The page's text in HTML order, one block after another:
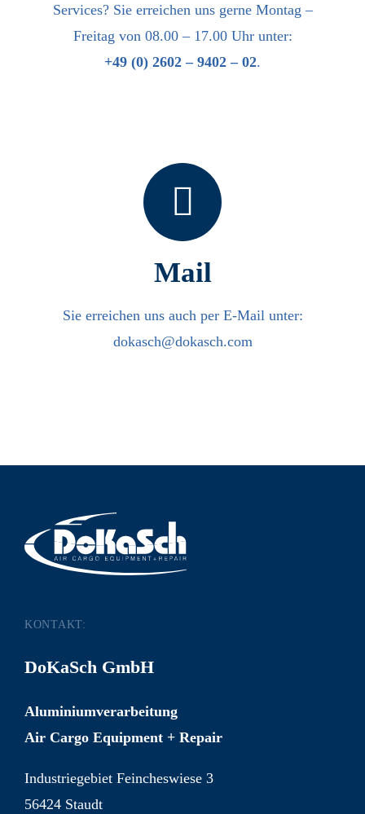
Services? Sie erreichen uns gerne Montag –
Freitag von 08.00 – 17.00 Uhr unter:
+49 (0) 2602 – 9402 – 02.
Mail
Sie erreichen uns auch per E-Mail unter:
dokasch@dokasch.com
KONTAKT:
DoKaSch GmbH
Aluminiumverarbeitung
Air Cargo Equipment + Repair
Industriegebiet Feincheswiese 3
56424 Staudt